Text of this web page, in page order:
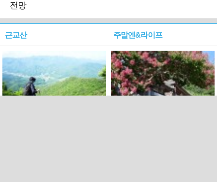
전망
근교산 주말엔&라이프